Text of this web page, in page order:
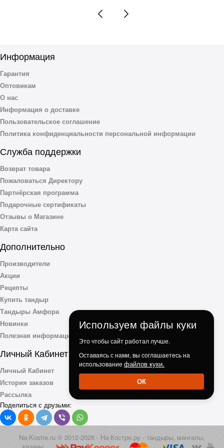
Информация
Гарантия
Оптовикам
О нас
Информация о доставке
Пользовательское соглашение
Политика конфиденциальности персональной информации
Служба поддержки
Возврат товара
Пожаловаться Директору
Партнёрская программа
Подарочные сертификаты
Отзывы о Магазине
Карта сайта
Дополнительно
Производители
Акции
Рецепты
Купить тандыр
Тандыры Амфора
Новинки
Полезная информация
Личный Кабинет
Личный Кабинет
История заказов
Рассылка
Поделиться с друзьми:
Na-Kostre.ru © 2012-2026 - На-Костре.ру - тандыры, мангалы,
Используем файлы куки
Это чтобы сайт работал лучше.
Оставаясь с нами, вы соглашаетесь на
использование файлов куки.
ОК